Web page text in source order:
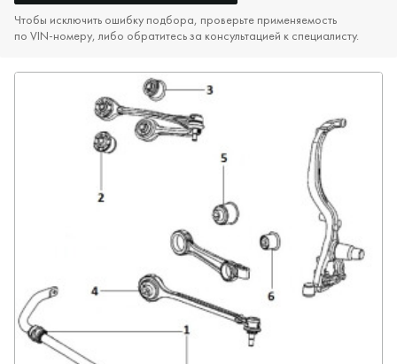
Чтобы исключить ошибку подбора, проверьте применяемость
по VIN‑номеру, либо обратитесь за консультацией к специалисту.